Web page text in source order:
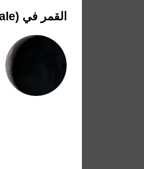
القمر في Halle (Saale), ألمانيا بتاريخ الجمعة، 19 سبتمبر 2025